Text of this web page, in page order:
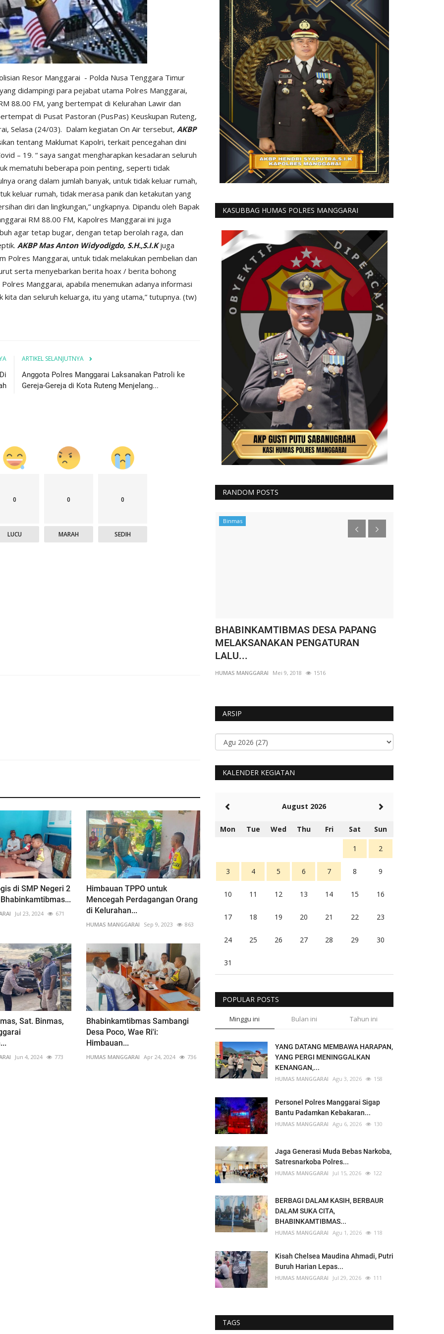
Resor Manggarai - Polda Nusa Tenggara Timur
didampingi para pejabat utama Polres Manggarai,
88.00 FM, yang bertempat di Kelurahan Lawir dan
di Pusat Pastoran (PusPas) Keuskupan Ruteng,
Selasa (24/03). Dalam kegiatan On Air tersebut, AKBP
tentang Maklumat Kapolri, terkait pencegahan dini
– 19. “ saya sangat mengharapkan kesadaran seluruh
mematuhi beberapa poin penting, seperti tidak
orang dalam jumlah banyak, untuk tidak keluar rumah,
keluar rumah, tidak merasa panik dan ketakutan yang
diri dan lingkungan,” ungkapnya. Dipandu oleh Bapak
RM 88.00 FM, Kapolres Manggarai ini juga
agar tetap bugar, dengan tetap berolah raga, dan
AKBP Mas Anton Widyodigdo, S.H.,S.I.Kjuga
Polres Manggarai, untuk tidak melakukan pembelian dan
serta menyebarkan berita hoax / berita bohong
Manggarai, apabila menemukan adanya informasi
dan seluruh keluarga, itu yang utama,” tutupnya. (tw)
ARTIKEL SELANJUTNYA
Anggota Polres Manggarai Laksanakan Patroli ke
Gereja-Gereja di Kota Ruteng Menjelang...
0
LUCU
0
MARAH
0
SEDIH
di SMP Negeri 2
Jul 23, 2024 671
Himbauan TPPO untuk
Mencegah Perdagangan Orang
di Kelurahan...
HUMAS MANGGARAI Sep 9, 2023 863
Sat. Binmas,
Jun 4, 2024 773
Bhabinkamtibmas Sambangi
Desa Poco, Wae Ri'i:
Himbauan...
HUMAS MANGGARAI Apr 24, 2024 736
KASUBBAG HUMAS POLRES MANGGARAI
RANDOM POSTS
Binmas
BHABINKAMTIBMAS DESA PAPANG
MELAKSANAKAN PENGATURAN
LALU...
HUMAS MANGGARAI Mei 9, 2018 1516
ARSIP
KALENDER KEGIATAN
August 2026
Mon Tue Wed Thu Fri Sat Sun
1 2
3 4 5 6 7 8 9
10 11 12 13 14 15 16
17 18 19 20 21 22 23
24 25 26 27 28 29 30
31
POPULAR POSTS
Minggu ini Bulan ini Tahun ini
YANG DATANG MEMBAWA HARAPAN,
YANG PERGI MENINGGALKAN
KENANGAN,...
HUMAS MANGGARAI Agu 3, 2026 158
Personel Polres Manggarai Sigap
Bantu Padamkan Kebakaran...
HUMAS MANGGARAI Agu 6, 2026 130
Jaga Generasi Muda Bebas Narkoba,
Satresnarkoba Polres...
HUMAS MANGGARAI Jul 15, 2026 122
BERBAGI DALAM KASIH, BERBAUR
DALAM SUKA CITA,
BHABINKAMTIBMAS...
HUMAS MANGGARAI Agu 1, 2026 118
Kisah Chelsea Maudina Ahmadi, Putri
Buruh Harian Lepas...
HUMAS MANGGARAI Jul 29, 2026 111
TAGS